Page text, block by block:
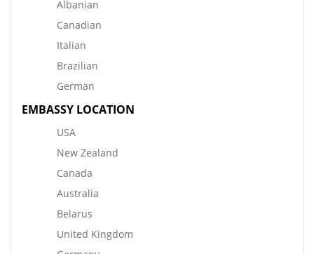
Albanian
Canadian
Italian
Brazilian
German
EMBASSY LOCATION
USA
New Zealand
Canada
Australia
Belarus
United Kingdom